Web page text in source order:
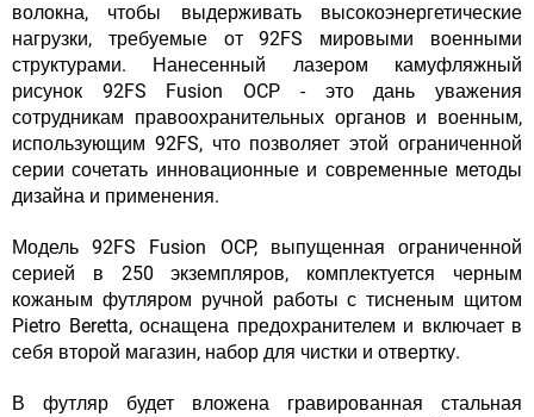
волокна, чтобы выдерживать высокоэнергетические
нагрузки, требуемые от 92FS мировыми военными
структурами. Нанесенный лазером камуфляжный
рисунок 92FS Fusion OCP - это дань уважения
сотрудникам правоохранительных органов и военным,
использующим 92FS, что позволяет этой ограниченной
серии сочетать инновационные и современные методы
дизайна и применения.
Модель 92FS Fusion OCP, выпущенная ограниченной
серией в 250 экземпляров, комплектуется черным
кожаным футляром ручной работы с тисненым щитом
Pietro Beretta, оснащена предохранителем и включает в
себя второй магазин, набор для чистки и отвертку.
В футляр будет вложена гравированная стальная